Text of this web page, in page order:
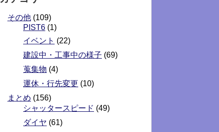
その他 (109)
PIST6 (1)
イベント (22)
建設中・工事中の様子 (69)
蒐集物 (4)
運休・行先変更 (10)
まとめ (156)
シャッタースピード (49)
ダイヤ (61)